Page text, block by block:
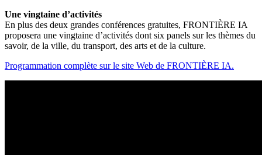
Une vingtaine d’activités
En plus des deux grandes conférences gratuites, FRONTIÈRE IA
proposera une vingtaine d’activités dont six panels sur les thèmes du
savoir, de la ville, du transport, des arts et de la culture.
Programmation complète sur le site Web de FRONTIÈRE IA.